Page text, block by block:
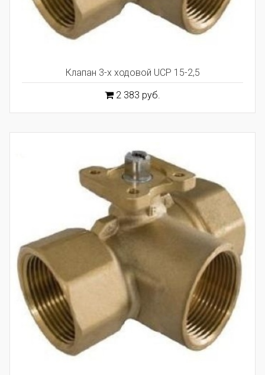
Клапан 3-х ходовой UCP 15-2,5
2 383 руб.